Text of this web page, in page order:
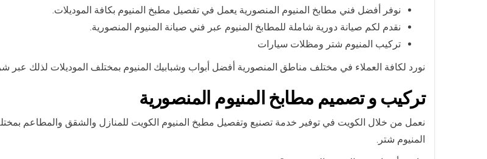
نوفر أفضل فني مطابخ المنيوم المنصورية يعمل في تفصيل مطبخ المنيوم بكافة الموديلات.
نقدم لكم صيانة دورية شاملة للمطابخ المنيوم عبر فني صيانة المنيوم المنصورية.
تركيب المنيوم شتر ومظلات سيارات
نورد لكافة العملاء في مختلف مناطق المنصورية أفضل أبواب وشبابيك المنيوم بمختلف الموديلات لذلك عبر
تركيب و تصميم مطابخ المنيوم المنصورية
نعمل من خلال الكويت في توفير خدمة تصنيع وتفصيل مطبخ المنيوم الكويت للمنازل والشقق والمطاعم
المنيوم شتر.